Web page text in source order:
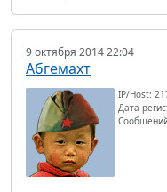
9 октября 2014 22:04
Абгемахт
IP/Host:
Дата